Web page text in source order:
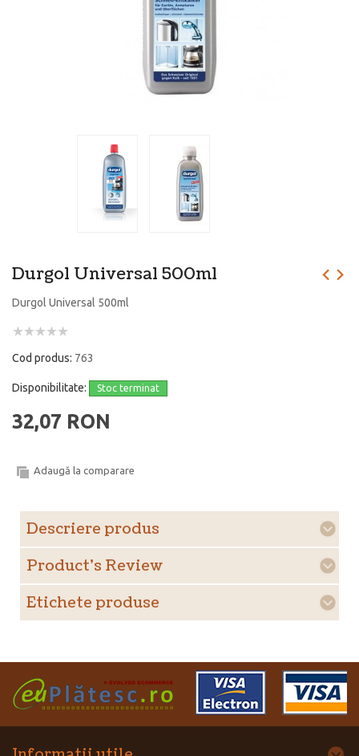
Durgol Universal 500ml
Durgol Universal 500ml
Cod produs: 763
Disponibilitate: Stoc terminat
32,07 RON
Adaugă la comparare
Descriere produs
Product's Review
Etichete produse